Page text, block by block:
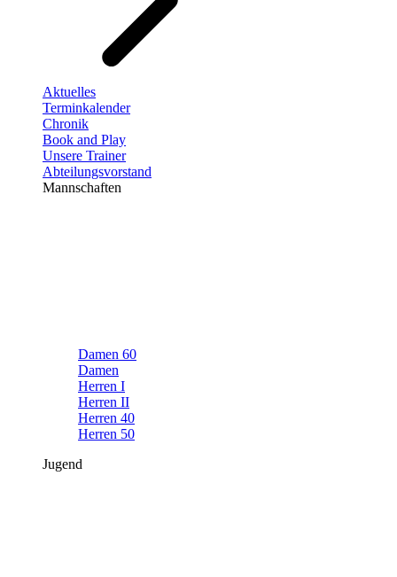
Aktuelles
Terminkalender
Chronik
Book and Play
Unsere Trainer
Abteilungsvorstand
Mannschaften
Damen 60
Damen
Herren I
Herren II
Herren 40
Herren 50
Jugend